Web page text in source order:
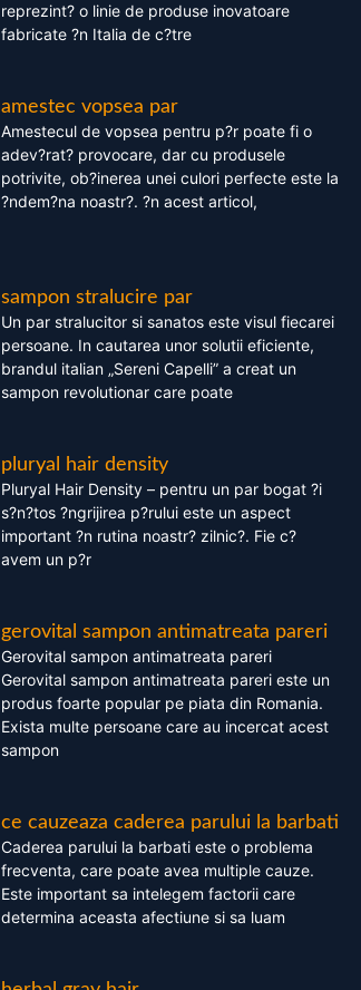
reprezint? o linie de produse inovatoare
fabricate ?n Italia de c?tre
amestec vopsea par
Amestecul de vopsea pentru p?r poate fi o
adev?rat? provocare, dar cu produsele
potrivite, ob?inerea unei culori perfecte este la
?ndem?na noastr?. ?n acest articol,
sampon stralucire par
Un par stralucitor si sanatos este visul fiecarei
persoane. In cautarea unor solutii eficiente,
brandul italian „Sereni Capelli” a creat un
sampon revolutionar care poate
pluryal hair density
Pluryal Hair Density – pentru un par bogat ?i
s?n?tos ?ngrijirea p?rului este un aspect
important ?n rutina noastr? zilnic?. Fie c?
avem un p?r
gerovital sampon antimatreata pareri
Gerovital sampon antimatreata pareri
Gerovital sampon antimatreata pareri este un
produs foarte popular pe piata din Romania.
Exista multe persoane care au incercat acest
sampon
ce cauzeaza caderea parului la barbati
Caderea parului la barbati este o problema
frecventa, care poate avea multiple cauze.
Este important sa intelegem factorii care
determina aceasta afectiune si sa luam